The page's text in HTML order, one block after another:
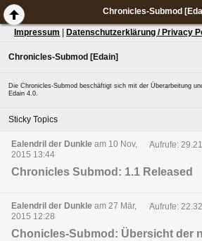
Chronicles-Submod
Impressum Datenschutzerklärung / Privacy
Chronicles-Submod [Edain]
Die Chronicles-Submod beschäftigt sich mit der Überarbeitung
Edain 4.0.
Sticky Topics
Ealendril der Dunkle am 10 Nov,
2015 13:44
Aufrufe:
Chronicles Submod: 1.1 Released
Ealendril der Dunkle am 27 Mär,
2015 12:28
Aufrufe:
Chonicles-Submod: Übersicht der